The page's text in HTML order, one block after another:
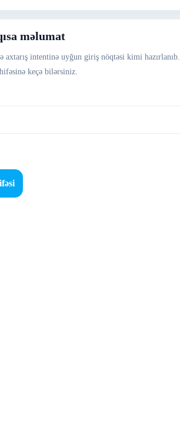
məlumat
intentinə uyğun giriş nöqtəsi kimi hazırlanıb.
keçə bilərsiniz.